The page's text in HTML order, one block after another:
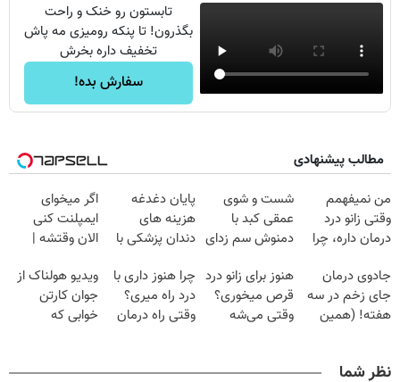
تابستون رو خنک و راحت
بگذرون! تا پنکه رومیزی مه پاش
تخفیف داره بخرش
سفارش بده!
مطالب پیشنهادی
من نمیفهمم
وقتی زانو درد
درمان داره، چرا
تحمل میکنی؟❗
شست و شوی
عمقی کبد با
دمنوش سم زدای
پایان دغدغه
هزینه های
دندان پزشکی با
خانگی
اگر میخوای
ایمپلنت کنی
الان وقتشه |
میلیون تومان!!!
جادوی درمان
جای زخم در سه
هفته! (همین
هنوز برای زانو درد
قرص میخوری؟
وقتی می‌شه
چرا هنوز داری با
درد راه میری؟
وقتی راه درمان
ویدیو هولناک از
جوان کارتن
خوابی که
نظر شما